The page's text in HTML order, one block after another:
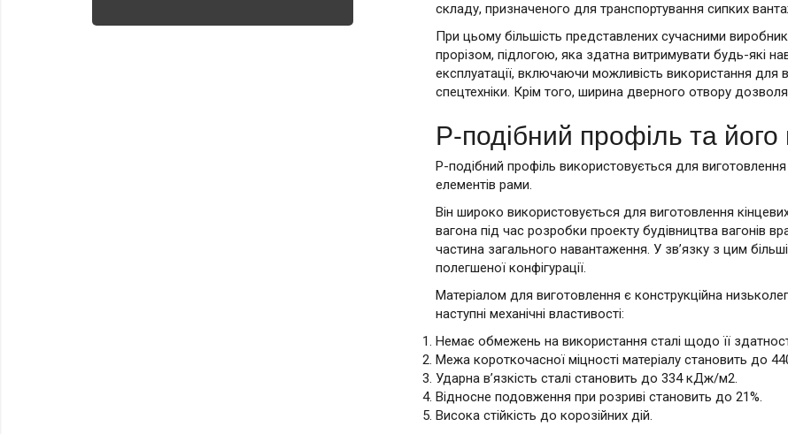
складу, призначеного для транспортування сипких
При цьому більшість представлених сучасними
прорізом, підлогою, яка здатна витримувати будь-які
експлуатації, включаючи можливість використання
спецтехніки. Крім того, ширина дверного отвору
Р-подібний профіль та його
Р-подібний профіль використовується для
елементів рами.
Він широко використовується для виготовлення
вагона під час розробки проекту будівництва вагонів
частина загального навантаження. У зв’язку з цим
полегшеної конфігурації.
Матеріалом для виготовлення є конструкційна
наступні механічні властивості:
Немає обмежень на використання сталі щодо її
Межа короткочасної міцності матеріалу становить до
Ударна в’язкість сталі становить до 334 кДж/м2.
Відносне подовження при розриві становить до 21%.
Висока стійкість до корозійних дій.